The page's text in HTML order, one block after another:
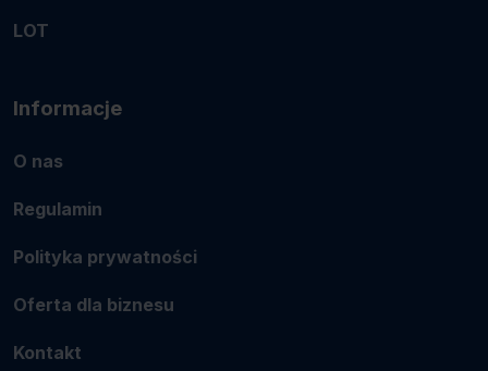
LOT
Informacje
O nas
Regulamin
Polityka prywatności
Oferta dla biznesu
Kontakt